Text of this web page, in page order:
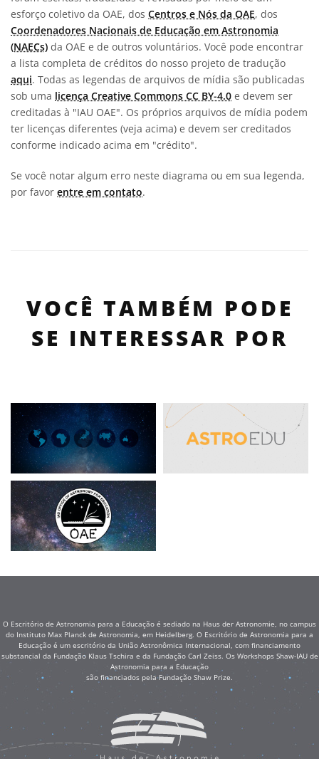
esforço coletivo da OAE, dos Centros e Nós da OAE, dos
Coordenadores Nacionais de Educação em Astronomia
(NAECs) da OAE e de outros voluntários. Você pode encontrar
a lista completa de créditos do nosso projeto de tradução
aqui. Todas as legendas de arquivos de mídia são publicadas
sob uma licença Creative Commons CC BY-4.0 e devem ser
creditadas à "IAU OAE". Os próprios arquivos de mídia podem
ter licenças diferentes (veja acima) e devem ser creditados
conforme indicado acima em "crédito".
Se você notar algum erro neste diagrama ou em sua legenda,
por favor entre em contato.
VOCÊ TAMBÉM PODE
SE INTERESSAR POR
O Escritório de Astronomia para a Educação é sediado na Haus der Astronomie, no campus
do Instituto Max Planck de Astronomia, em Heidelberg. O Escritório de Astronomia para a
Educação é um escritório da União Astronômica Internacional, com financiamento
substancial da Fundação Klaus Tschira e da Fundação Carl Zeiss. Os Workshops Shaw-IAU de
Astronomia para a Educação
são financiados pela Fundação Shaw Prize.